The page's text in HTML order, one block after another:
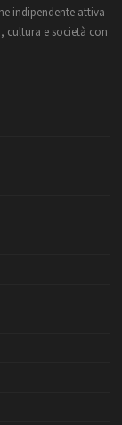
indipendente attiva
cultura e società con